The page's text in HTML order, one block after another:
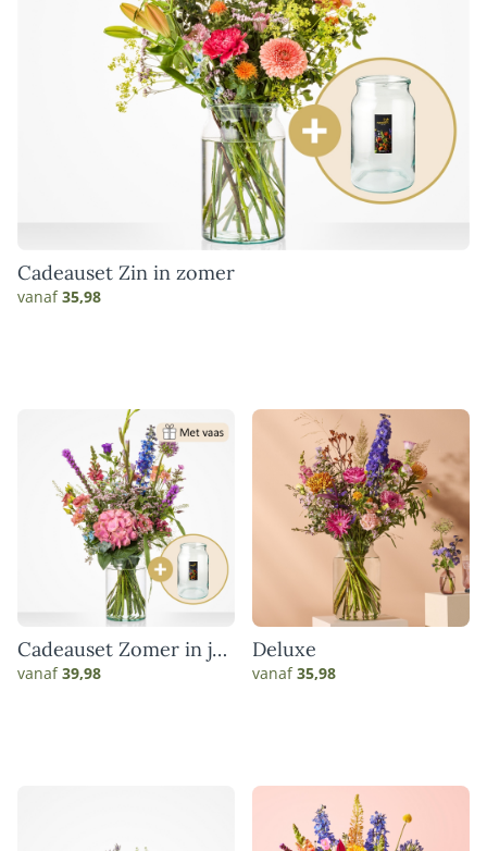
Cadeauset Zin in zomer
vanaf35,98
Cadeauset Zomer in je
vaas
vanaf39,98
Deluxe
vanaf35,98